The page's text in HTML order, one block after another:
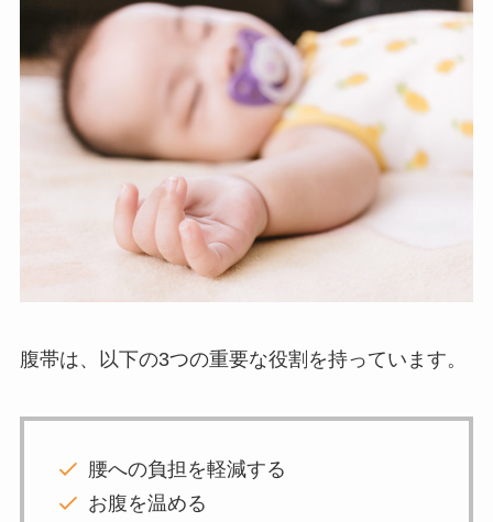
腹帯は、以下の3つの重要な役割を持っています。
腰への負担を軽減する
お腹を温める